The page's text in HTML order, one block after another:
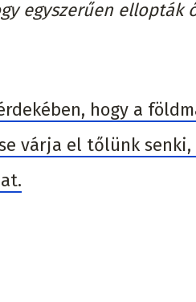
egyszerűen ellopták
hogy a
várja el tőlünk senki,